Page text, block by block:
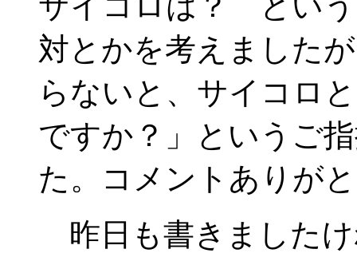
対とかを考えました
らないと、サイコロ
ですか？」というご
た。コメントありが
昨日も書きました